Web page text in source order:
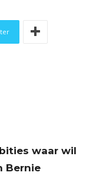
waar wil
Bernie